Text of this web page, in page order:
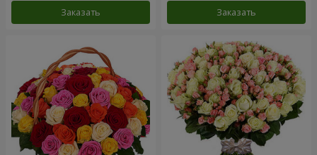
Заказать Заказать